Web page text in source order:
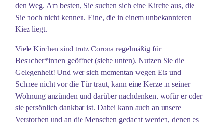
den Weg. Am besten, Sie suchen sich eine Kirche aus, die
Sie noch nicht kennen. Eine, die in einem unbekannteren
Kiez liegt.
Viele Kirchen sind trotz Corona regelmäßig für
Besucher*innen geöffnet (siehe unten). Nutzen Sie die
Gelegenheit! Und wer sich momentan wegen Eis und
Schnee nicht vor die Tür traut, kann eine Kerze in seiner
Wohnung anzünden und darüber nachdenken, wofür er oder
sie persönlich dankbar ist. Dabei kann auch an unsere
Verstorben und an die Menschen gedacht werden, denen es